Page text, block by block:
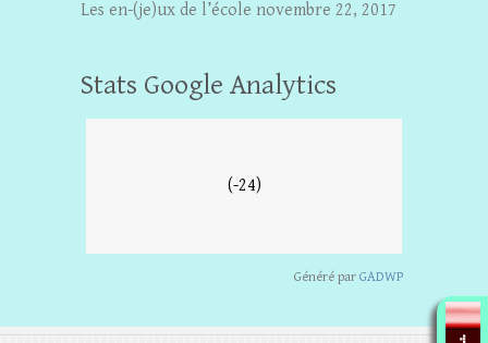
Les en-(je)ux de l’école novembre 22, 2017
Stats Google Analytics
(-24)
Généré par GADWP